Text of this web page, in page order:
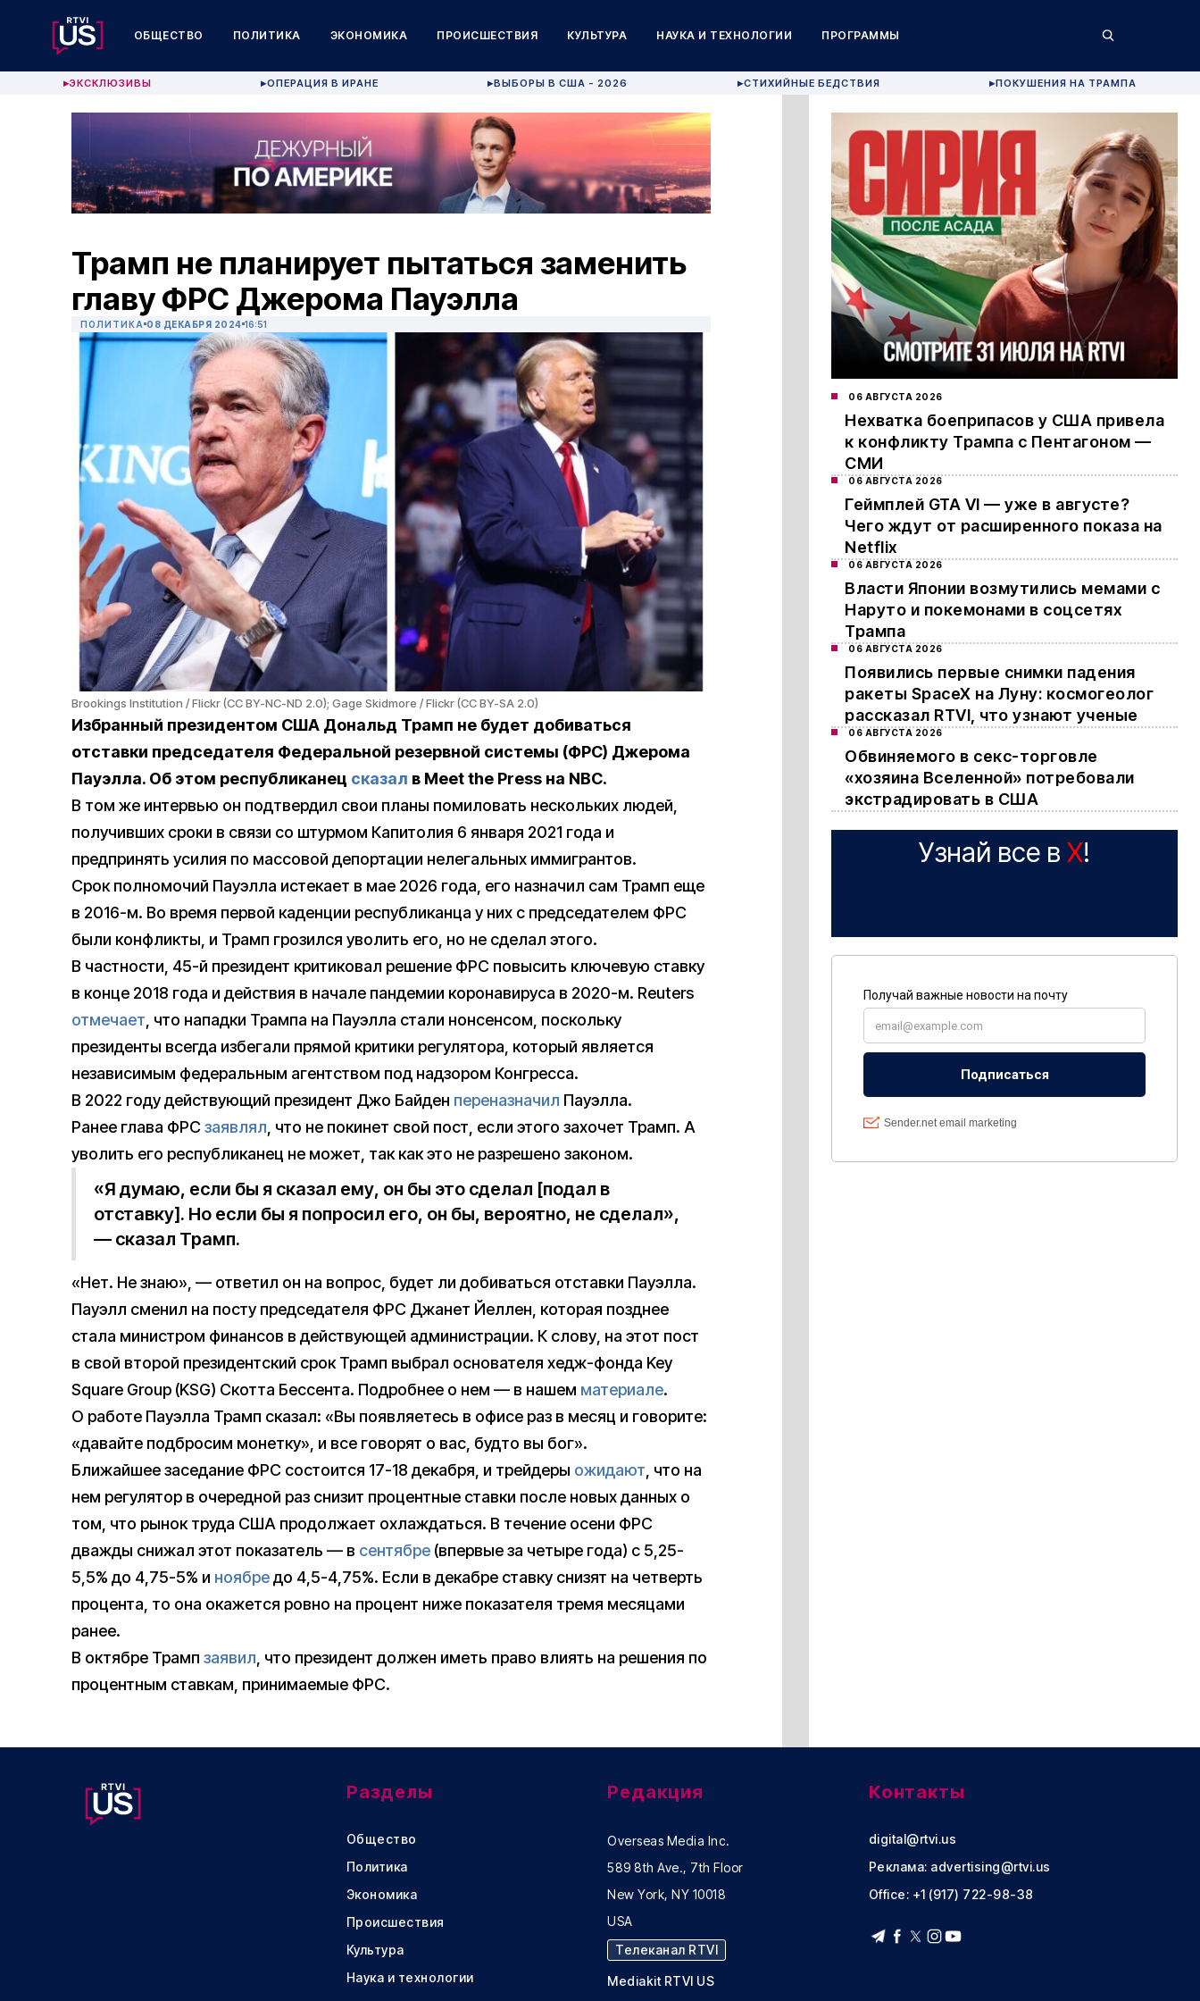
ОБЩЕСТВО ПОЛИТИКА ЭКОНОМИКА ПРОИСШЕСТВИЯ КУЛЬТУРА НАУКА И ТЕХНОЛОГИИ ПРОГРАММЫ
▶ЭКСКЛЮЗИВЫ ▶ОПЕРАЦИЯ В ИРАНЕ ▶ВЫБОРЫ В США - 2026 ▶СТИХИЙНЫЕ БЕДСТВИЯ ▶ПОКУШЕНИЯ НА ТРАМПА
Трамп не планирует пытаться заменить
главу ФРС Джерома Пауэлла
ПОЛИТИКА 08 ДЕКАБРЯ 2024 16:51
Brookings Institution / Flickr (CC BY-NC-ND 2.0); Gage Skidmore / Flickr (CC BY-SA 2.0)
Избранный президентом США Дональд Трамп не будет добиваться
отставки председателя Федеральной резервной системы (ФРС) Джерома
Пауэлла. Об этом республиканец сказал в Meet the Press на NBC.
В том же интервью он подтвердил свои планы помиловать нескольких людей,
получивших сроки в связи со штурмом Капитолия 6 января 2021 года и
предпринять усилия по массовой депортации нелегальных иммигрантов.
Срок полномочий Пауэлла истекает в мае 2026 года, его назначил сам Трамп еще
в 2016-м. Во время первой каденции республиканца у них с председателем ФРС
были конфликты, и Трамп грозился уволить его, но не сделал этого.
В частности, 45-й президент критиковал решение ФРС повысить ключевую ставку
в конце 2018 года и действия в начале пандемии коронавируса в 2020-м. Reuters
отмечает, что нападки Трампа на Пауэлла стали нонсенсом, поскольку
президенты всегда избегали прямой критики регулятора, который является
независимым федеральным агентством под надзором Конгресса.
В 2022 году действующий президент Джо Байден переназначил Пауэлла.
Ранее глава ФРС заявлял, что не покинет свой пост, если этого захочет Трамп. А
уволить его республиканец не может, так как это не разрешено законом.
«Я думаю, если бы я сказал ему, он бы это сделал [подал в
отставку]. Но если бы я попросил его, он бы, вероятно, не сделал»,
— сказал Трамп.
«Нет. Не знаю», — ответил он на вопрос, будет ли добиваться отставки Пауэлла.
Пауэлл сменил на посту председателя ФРС Джанет Йеллен, которая позднее
стала министром финансов в действующей администрации. К слову, на этот пост
в свой второй президентский срок Трамп выбрал основателя хедж-фонда Key
Square Group (KSG) Скотта Бессента. Подробнее о нем — в нашем материале.
О работе Пауэлла Трамп сказал: «Вы появляетесь в офисе раз в месяц и говорите:
«давайте подбросим монетку», и все говорят о вас, будто вы бог».
Ближайшее заседание ФРС состоится 17-18 декабря, и трейдеры ожидают, что на
нем регулятор в очередной раз снизит процентные ставки после новых данных о
том, что рынок труда США продолжает охлаждаться. В течение осени ФРС
дважды снижал этот показатель — в сентябре (впервые за четыре года) с 5,25-
5,5% до 4,75-5% и ноябредо 4,5-4,75%. Если в декабре ставку снизят на четверть
процента, то она окажется ровно на процент ниже показателя тремя месяцами
ранее.
В октябре Трамп заявил, что президент должен иметь право влиять на решения по
процентным ставкам, принимаемые ФРС.
06 АВГУСТА 2026
Нехватка боеприпасов у США привела
к конфликту Трампа с Пентагоном —
СМИ
06 АВГУСТА 2026
Геймплей GTA VI — уже в августе?
Чего ждут от расширенного показа на
Netflix
06 АВГУСТА 2026
Власти Японии возмутились мемами с
Наруто и покемонами в соцсетях
Трампа
06 АВГУСТА 2026
Появились первые снимки падения
ракеты SpaceX на Луну: космогеолог
рассказал RTVI, что узнают ученые
06 АВГУСТА 2026
Обвиняемого в секс-торговле
«хозяина Вселенной» потребовали
экстрадировать в США
Узнай все в X!
Разделы
Общество
Политика
Экономика
Происшествия
Культура
Наука и технологии
Редакция
Overseas Media Inc.
589 8th Ave., 7th Floor
New York, NY 10018
USA
Телеканал RTVI
Mediakit RTVI US
Контакты
digital@rtvi.us
Реклама: advertising@rtvi.us
Office: +1 (917) 722-98-38